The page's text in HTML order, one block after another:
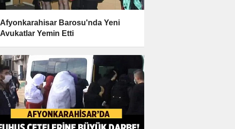
Afyonkarahisar Barosu'nda Yeni
Avukatlar Yemin Etti